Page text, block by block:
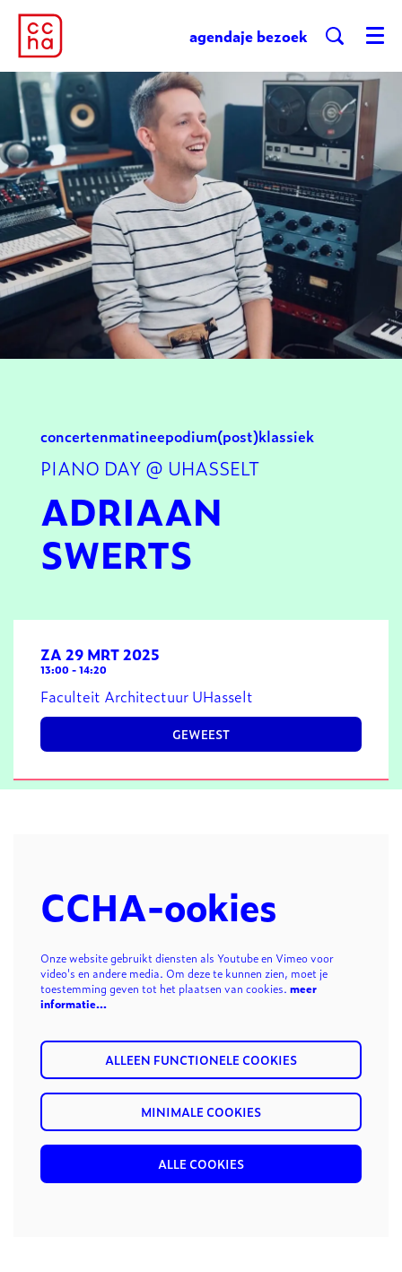
agendaje bezoek Menu
concertenmatineepodium(post)klassiek
PIANO DAY @ UHASSELT
ADRIAAN
SWERTS
ZA 29 MRT 2025
13:00 -14:20
Faculteit Architectuur UHasselt
GEWEEST
CCHA-ookies
Onze website gebruikt diensten als Youtube en Vimeo voor
video's en andere media. Om deze te kunnen zien, moet je
toestemming geven tot het plaatsen van cookies. meer
informatie…
ALLEEN FUNCTIONELE COOKIES
MINIMALE COOKIES
ALLE COOKIES